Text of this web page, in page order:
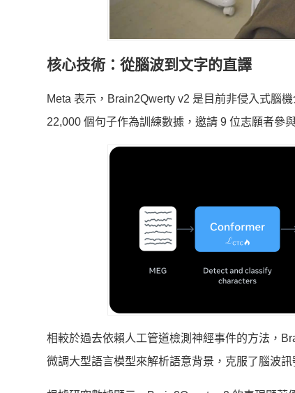
核心技術：從腦波到文字的直譯
Meta 表示，Brain2Qwerty v2 是目前非侵入式腦
22,000 個句子作為訓練數據，邀請 9 位志願者參
相較於過去依賴人工管道檢測神經事件的方法，
微調大型語言模型來解析語意背景，克服了腦波